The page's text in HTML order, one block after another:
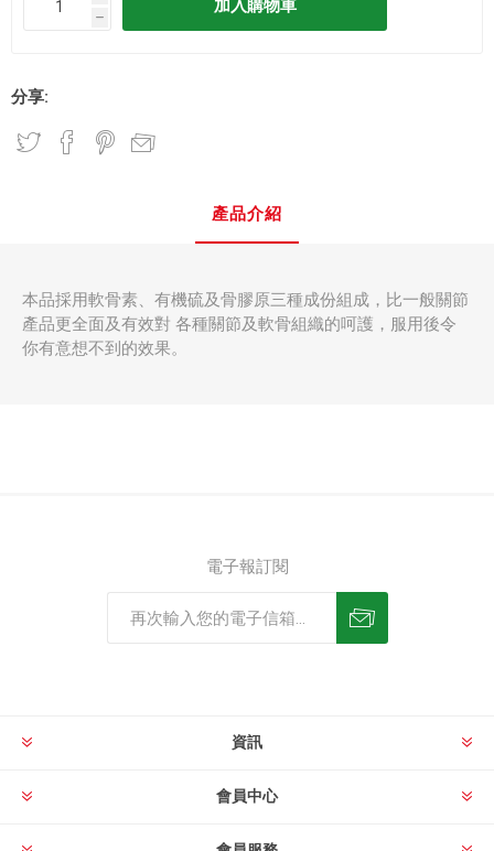
h
分享:
產品介紹
本品採用軟骨素、有機硫及骨膠原三種成份組成，比一般關節
產品更全面及有效對 各種關節及軟骨組織的呵護，服用後令
你有意想不到的效果。
電子報訂閱
資訊
會員中心